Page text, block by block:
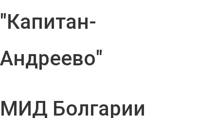
"Капитан-
Андреево"
МИД Болгарии